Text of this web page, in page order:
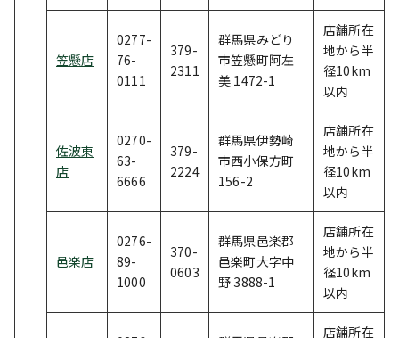
笠懸店
0277-
76-
0111
379-
2311
群馬県みどり
市笠懸町阿左
美 1472-1
店舗所在
地から半
径10km
以内
佐波東
店
0270-
63-
6666
379-
2224
群馬県伊勢崎
市西小保方町
156-2
店舗所在
地から半
径10km
以内
邑楽店
0276-
89-
1000
370-
0603
群馬県邑楽郡
邑楽町大字中
野 3888-1
店舗所在
地から半
径10km
以内
店舗所在